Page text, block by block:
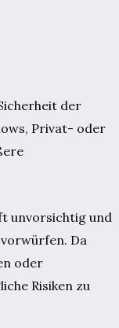
der
Privat- oder
unvorsichtig und
Da
oder
Risiken zu